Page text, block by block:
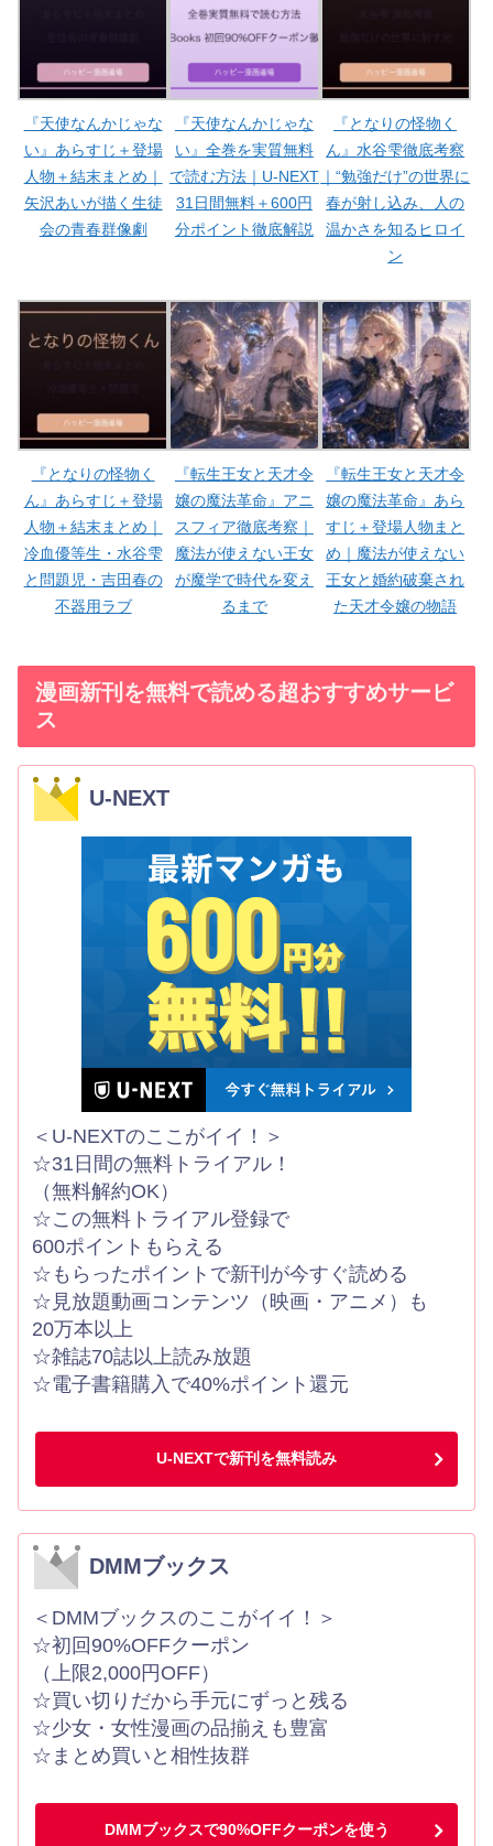
『天使なんかじゃな
い』あらすじ＋登場
人物＋結末まとめ｜
矢沢あいが描く生徒
会の青春群像劇
『天使なんかじゃな
い』全巻を実質無料
で読む方法｜U-NEXT
31日間無料＋600円
分ポイント徹底解説
『となりの怪物く
ん』水谷雫徹底考察
｜“勉強だけ”の世界に
春が射し込み、人の
温かさを知るヒロイ
ン
『となりの怪物く
ん』あらすじ＋登場
人物＋結末まとめ｜
冷血優等生・水谷雫
と問題児・吉田春の
不器用ラブ
『転生王女と天才令
嬢の魔法革命』アニ
スフィア徹底考察｜
魔法が使えない王女
が魔学で時代を変え
るまで
『転生王女と天才令
嬢の魔法革命』あら
すじ＋登場人物まと
め｜魔法が使えない
王女と婚約破棄され
た天才令嬢の物語
漫画新刊を無料で読める超おすすめサービ
ス
U-NEXT
＜U-NEXTのここがイイ！＞
☆31日間の無料トライアル！
（無料解約OK）
☆この無料トライアル登録で
600ポイントもらえる
☆もらったポイントで新刊が今すぐ読める
☆見放題動画コンテンツ（映画・アニメ）も
20万本以上
☆雑誌70誌以上読み放題
☆電子書籍購入で40%ポイント還元
U-NEXTで新刊を無料読み
DMMブックス
＜DMMブックスのここがイイ！＞
☆初回90%OFFクーポン
（上限2,000円OFF）
☆買い切りだから手元にずっと残る
☆少女・女性漫画の品揃えも豊富
☆まとめ買いと相性抜群
DMMブックスで90%OFFクーポンを使う